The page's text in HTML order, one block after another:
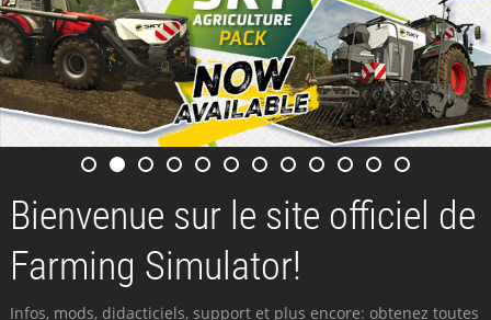
Bienvenue sur le site officiel de
Farming Simulator!
Infos, mods, didacticiels, support et plus encore: obtenez toutes